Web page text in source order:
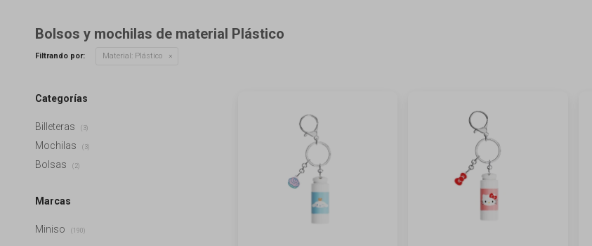
Bolsos y mochilas de material Plástico
Filtrando por: Material: Plástico
Categorías
Billeteras (3)
Mochilas (3)
Bolsas (2)
Marcas
Miniso (190)